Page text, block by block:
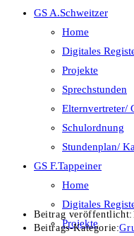
GS A.Schweitzer
Home
Digitales
Projekte
Sprechstunden
Elternvertreter/
Schulordnung
Stundenplan/
GS F.Tappeiner
Home
Digitales
Projekte
Beitrag veröffentlicht:
Beitrags-Kategorie: